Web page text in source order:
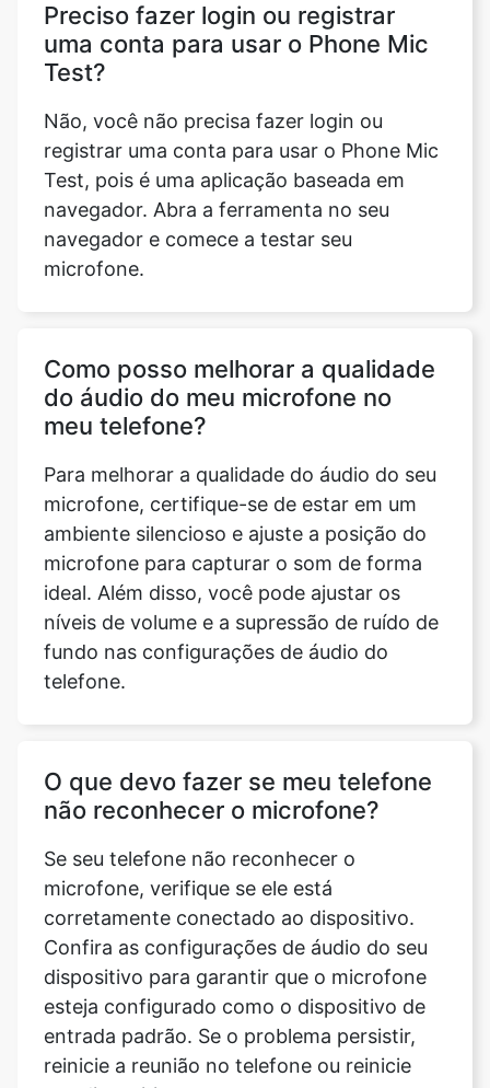
Preciso fazer login ou registrar
uma conta para usar o Phone Mic
Test?
Não, você não precisa fazer login ou
registrar uma conta para usar o Phone Mic
Test, pois é uma aplicação baseada em
navegador. Abra a ferramenta no seu
navegador e comece a testar seu
microfone.
Como posso melhorar a qualidade
do áudio do meu microfone no
meu telefone?
Para melhorar a qualidade do áudio do seu
microfone, certifique-se de estar em um
ambiente silencioso e ajuste a posição do
microfone para capturar o som de forma
ideal. Além disso, você pode ajustar os
níveis de volume e a supressão de ruído de
fundo nas configurações de áudio do
telefone.
O que devo fazer se meu telefone
não reconhecer o microfone?
Se seu telefone não reconhecer o
microfone, verifique se ele está
corretamente conectado ao dispositivo.
Confira as configurações de áudio do seu
dispositivo para garantir que o microfone
esteja configurado como o dispositivo de
entrada padrão. Se o problema persistir,
reinicie a reunião no telefone ou reinicie